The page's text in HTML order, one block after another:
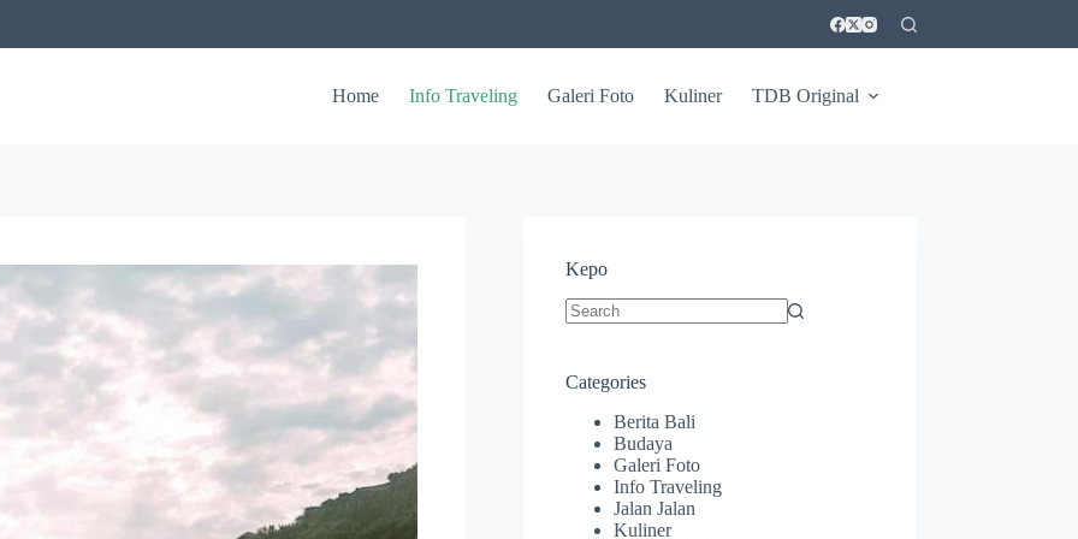
Home Info Traveling Galeri Foto Kuliner TDB Original
Kepo
Categories
Berita Bali
Budaya
Galeri Foto
Info Traveling
Jalan Jalan
Kuliner